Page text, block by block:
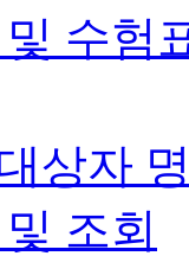
수험
상자
조회